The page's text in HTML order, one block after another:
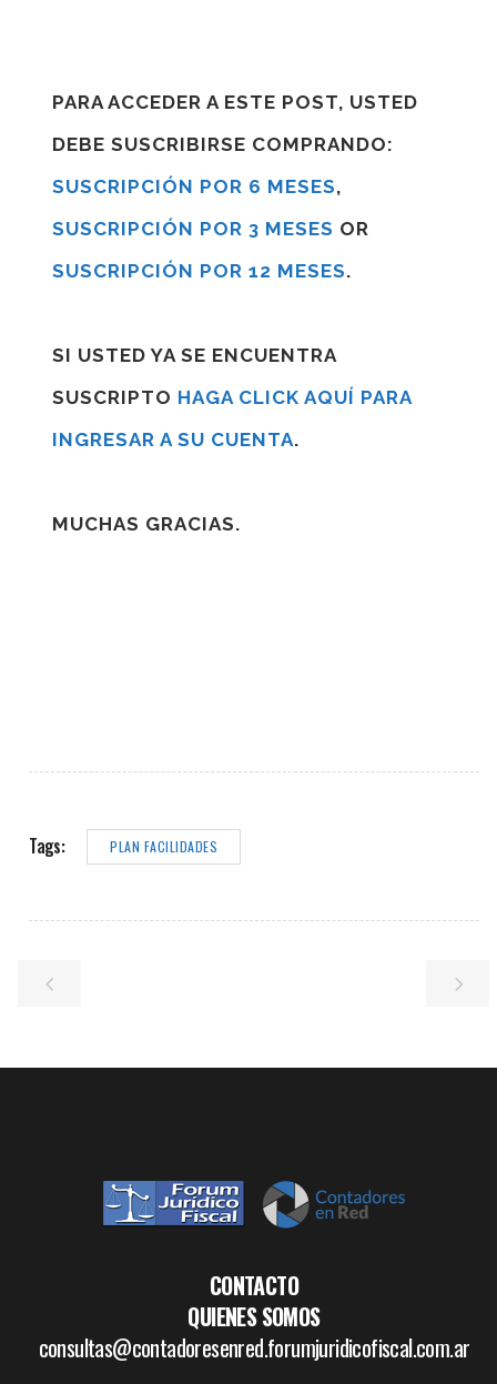
PARA ACCEDER A ESTE POST, USTED
DEBE SUSCRIBIRSE COMPRANDO:
SUSCRIPCIÓN POR 6 MESES,
SUSCRIPCIÓN POR 3 MESES OR
SUSCRIPCIÓN POR 12 MESES.
SI USTED YA SE ENCUENTRA
SUSCRIPTO HAGA CLICK AQUÍ PARA
INGRESAR A SU CUENTA.
MUCHAS GRACIAS.
Tags: PLAN FACILIDADES
CONTACTO
QUIENES SOMOS
consultas@contadoresenred.forumjuridicofiscal.com.ar